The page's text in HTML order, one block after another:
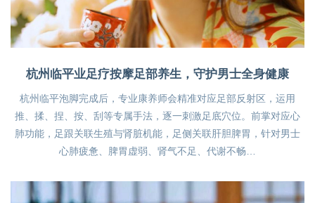
杭州临平业足疗按摩足部养生，守护男士全身健康
杭州临平泡脚完成后，专业康养师会精准对应足部反射区，运用
推、揉、捏、按、刮等专属手法，逐一刺激足底穴位。前掌对应心
肺功能，足跟关联生殖与肾脏机能，足侧关联肝胆脾胃，针对男士
心肺疲惫、脾胃虚弱、肾气不足、代谢不畅…